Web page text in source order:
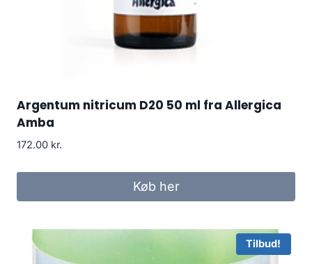
Argentum nitricum D20 50 ml fra Allergica
Amba
172.00 kr.
Køb her
Tilbud!